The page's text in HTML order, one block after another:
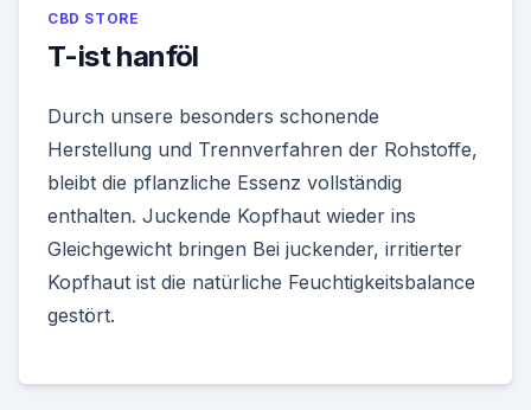
CBD STORE
T-ist hanföl
Durch unsere besonders schonende
Herstellung und Trennverfahren der Rohstoffe,
bleibt die pflanzliche Essenz vollständig
enthalten. Juckende Kopfhaut wieder ins
Gleichgewicht bringen Bei juckender, irritierter
Kopfhaut ist die natürliche Feuchtigkeitsbalance
gestört.